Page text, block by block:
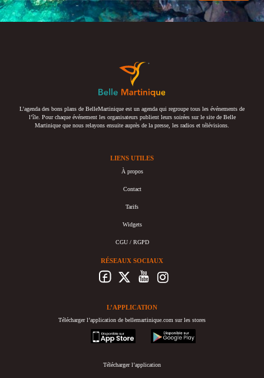
L’agenda des bons plans de BelleMartinique est un agenda qui regroupe tous les événements de
l’île. Pour chaque événement les organisateurs publient leurs soirées sur le site de Belle
Martinique que nous relayons ensuite auprès de la presse, les radios et télévisions.
LIENS UTILES
À propos
Contact
Tarifs
Widgets
CGU / RGPD
RÉSEAUX SOCIAUX
L’APPLICATION
Télécharger l’application de bellemartinique.com sur les stores
appstore
googleplay
Télécharger l’application